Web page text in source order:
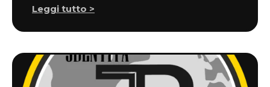
Leggi tutto >